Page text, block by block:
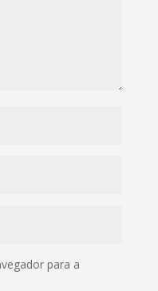
para a